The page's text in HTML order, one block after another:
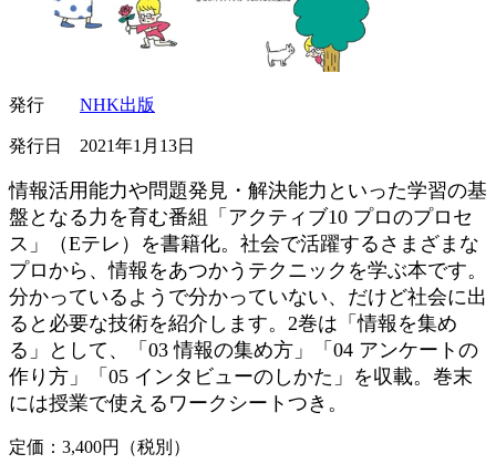
発行 NHK出版
発行日 2021年1月13日
情報活用能力や問題発見・解決能力といった学習の基
盤となる力を育む番組「アクティブ10 プロのプロセ
ス」（Eテレ）を書籍化。社会で活躍するさまざまな
プロから、情報をあつかうテクニックを学ぶ本です。
分かっているようで分かっていない、だけど社会に出
ると必要な技術を紹介します。2巻は「情報を集め
る」として、「03 情報の集め方」「04 アンケートの
作り方」「05 インタビューのしかた」を収載。巻末
には授業で使えるワークシートつき。
定価：3,400円（税別）